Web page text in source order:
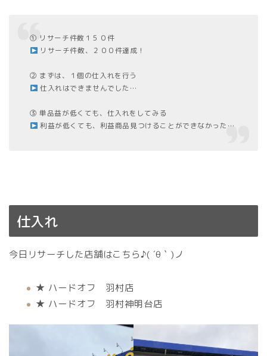
① リサーチ件数１５０件
リサーチ件数、２００件達成！
② まずは、１個の仕入れを行う
仕入れはできませんでした…
③ 単品益が低くても、仕入れをしてみる
利益が低くても、利益商品見つけることができなかった…
仕入れ
今日リサーチした店舗はこちら♪( ´θ｀)ノ
★ ハードオフ 羽村店
★ ハードオフ 羽村神明台店